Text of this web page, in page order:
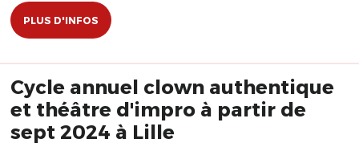
PLUS D'INFOS
Cycle annuel clown authentique
et théâtre d'impro à partir de
sept 2024 à Lille